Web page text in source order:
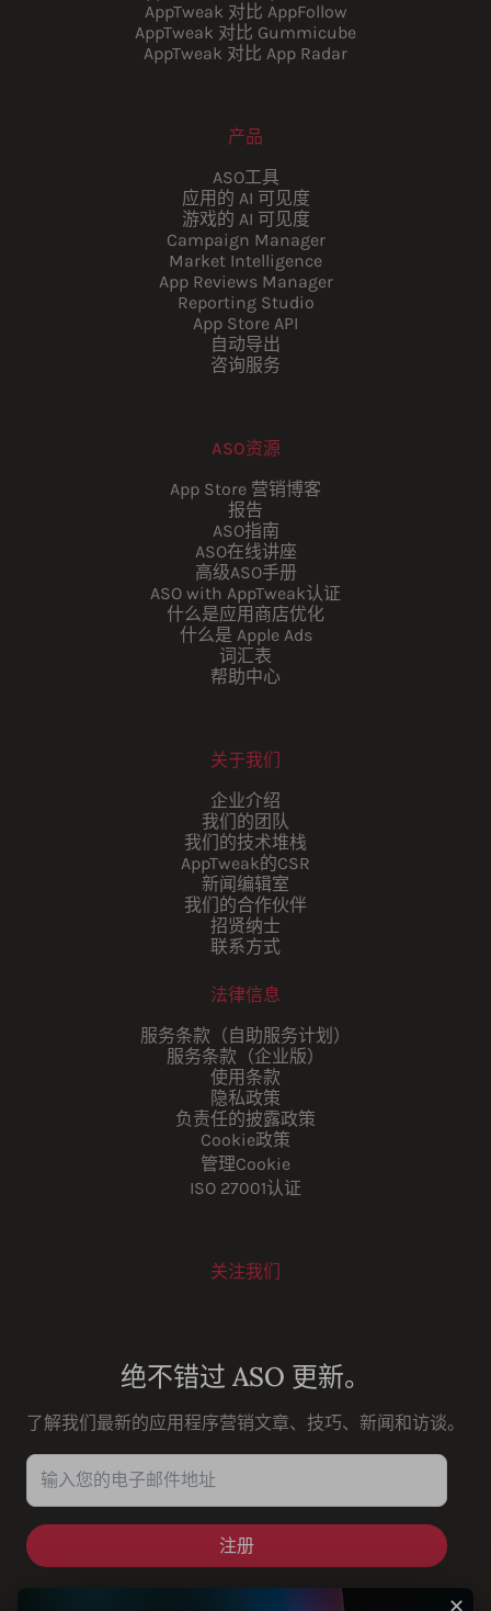
AppTweak 对比 AppFollow
AppTweak 对比 Gummicube
AppTweak 对比 App Radar
产品
ASO工具
应用的 AI 可见度
游戏的 AI 可见度
Campaign Manager
Market Intelligence
App Reviews Manager
Reporting Studio
App Store API
自动导出
咨询服务
ASO资源
App Store 营销博客
报告
ASO指南
ASO在线讲座
高级ASO手册
ASO with AppTweak认证
什么是应用商店优化
什么是 Apple Ads
词汇表
帮助中心
关于我们
企业介绍
我们的团队
我们的技术堆栈
AppTweak的CSR
新闻编辑室
我们的合作伙伴
招贤纳士
联系方式
法律信息
服务条款（自助服务计划）
服务条款（企业版）
使用条款
隐私政策
负责任的披露政策
Cookie政策
管理Cookie
ISO 27001认证
关注我们
绝不错过 ASO 更新。
了解我们最新的应用程序营销文章、技巧、新闻和访谈。
输入您的电子邮件地址